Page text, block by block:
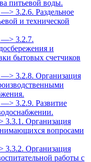
питьевой воды.
3.2.6. Раздельное
и технической
—> 3.2.7.
и
бытовых счетчиков
3.2.8. Организация
3.2.9. Развитие
3.3.1. Организация
вопросами
3.3.2. Организация
работы с